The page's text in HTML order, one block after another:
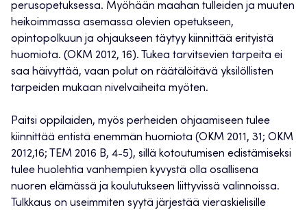
perusopetuksessa. Myöhään maahan tulleiden ja muuten
heikoimmassa asemassa olevien opetukseen,
opintopolkuun ja ohjaukseen täytyy kiinnittää erityistä
huomiota. (OKM 2012, 16). Tukea tarvitsevien tarpeita ei
saa häivyttää, vaan polut on räätälöitävä yksilöllisten
tarpeiden mukaan nivelvaiheita myöten.
Paitsi oppilaiden, myös perheiden ohjaamiseen tulee
kiinnittää entistä enemmän huomiota (OKM 2011, 31; OKM
2012,16; TEM 2016 B, 4-5), sillä kotoutumisen edistämiseksi
tulee huolehtia vanhempien kyvystä olla osallisena
nuoren elämässä ja koulutukseen liittyvissä valinnoissa.
Tulkkaus on useimmiten syytä järjestää vieraskielisille